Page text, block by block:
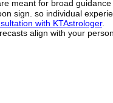
meant for broad guidance
sign. so individual
with KTAstrologer.
align with your